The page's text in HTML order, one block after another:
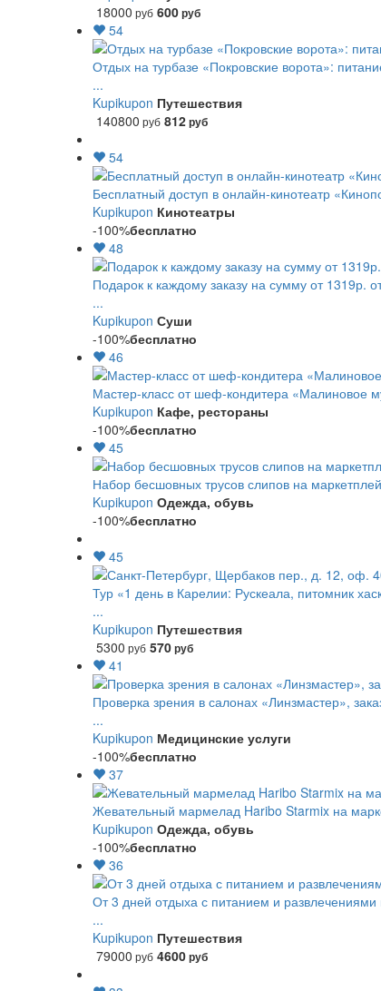
18000 руб 600руб
54
Отдых на турбазе «Покровские ворота»:
...
Kupikupon Путешествия
140800 руб 812руб
54
Бесплатный доступ в онлайн-кинотеатр
Kupikupon Кинотеатры
-100%бесплатно
48
Подарок к каждому заказу на сумму от 1319р.
...
Kupikupon Суши
-100%бесплатно
46
Мастер-класс от шеф-кондитера «Малиновое
Kupikupon Кафе, рестораны
-100%бесплатно
45
Набор бесшовных трусов слипов на
Kupikupon Одежда, обувь
-100%бесплатно
45
Тур «1 день в Карелии: Рускеала, питомник
...
Kupikupon Путешествия
5300 руб 570руб
41
Проверка зрения в салонах «Линзмастер»,
...
Kupikupon Медицинские услуги
-100%бесплатно
37
Жевательный мармелад Haribo Starmix на
Kupikupon Одежда, обувь
-100%бесплатно
36
От 3 дней отдыха с питанием и
...
Kupikupon Путешествия
79000 руб 4600руб